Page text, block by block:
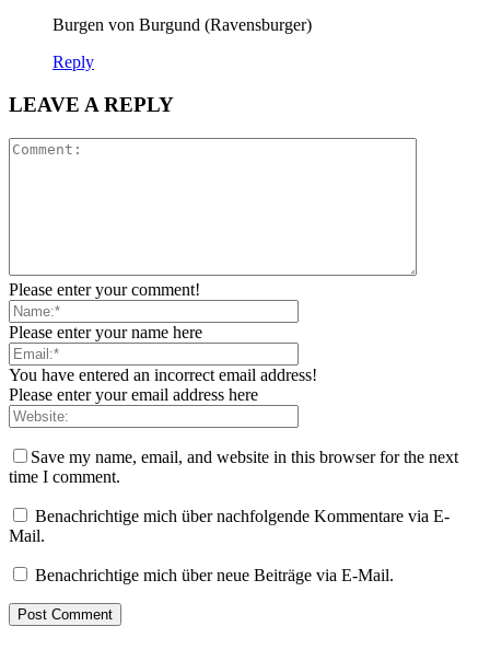
Burgen von Burgund (Ravensburger)
Reply
LEAVE A REPLY
Please enter your comment!
Please enter your name here
You have entered an incorrect email address!
Please enter your email address here
Save my name, email, and website in this browser for the next
time I comment.
Benachrichtige mich über nachfolgende Kommentare via E-
Mail.
Benachrichtige mich über neue Beiträge via E-Mail.